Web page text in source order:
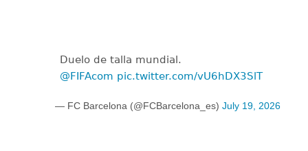
Duelo de talla mundial.
@FIFAcom pic.twitter.com/vU6hDX3SlT
— FC Barcelona (@FCBarcelona_es) July 19, 2026